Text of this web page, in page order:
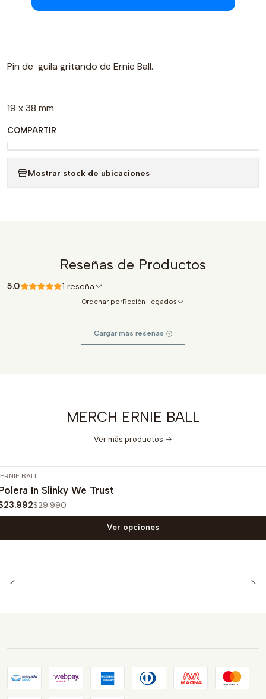
Pin de guila gritando de Ernie Ball.
19 x 38 mm
COMPARTIR
|
Mostrar stock de ubicaciones
Reseñas de Productos
5.0 1 reseña
Ordenar porRecién llegados
Cargar más reseñas
MERCH ERNIE BALL
Ver más productos
ERNIE BALL
In Slinky We Trust
$29.990
Ver opciones